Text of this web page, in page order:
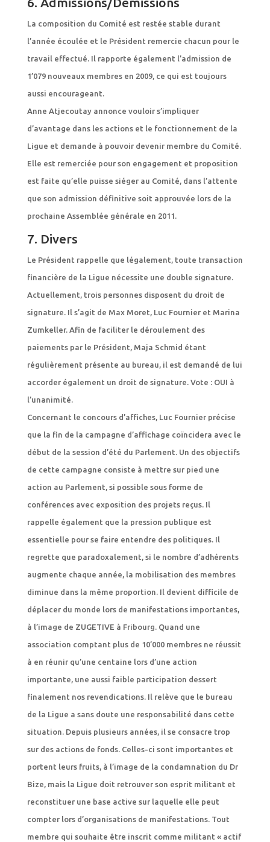
La composition du Comité est restée stable durant
l’année écoulée et le Président remercie chacun pour le
travail effectué. Il rapporte également l’admission de
1’079 nouveaux membres en 2009, ce qui est toujours
aussi encourageant.
Anne Atjecoutay annonce vouloir s’impliquer
d’avantage dans les actions et le fonctionnement de la
Ligue et demande à pouvoir devenir membre du Comité.
Elle est remerciée pour son engagement et proposition
est faite qu’elle puisse siéger au Comité, dans l’attente
que son admission définitive soit approuvée lors de la
prochaine Assemblée générale en 2011.
7. Divers
Le Président rappelle que légalement, toute transaction
financière de la Ligue nécessite une double signature.
Actuellement, trois personnes disposent du droit de
signature. Il s’agit de Max Moret, Luc Fournier et Marina
Zumkeller. Afin de faciliter le déroulement des
paiements par le Président, Maja Schmid étant
régulièrement présente au bureau, il est demandé de lui
accorder également un droit de signature. Vote : OUI à
l’unanimité.
Concernant le concours d’affiches, Luc Fournier précise
que la fin de la campagne d’affichage coïncidera avec le
début de la session d’été du Parlement. Un des objectifs
de cette campagne consiste à mettre sur pied une
action au Parlement, si possible sous forme de
conférences avec exposition des projets reçus. Il
rappelle également que la pression publique est
essentielle pour se faire entendre des politiques. Il
regrette que paradoxalement, si le nombre d’adhérents
augmente chaque année, la mobilisation des membres
diminue dans la même proportion. Il devient difficile de
déplacer du monde lors de manifestations importantes,
à l’image de ZUGETIVE à Fribourg. Quand une
association comptant plus de 10’000 membres ne réussit
à en réunir qu’une centaine lors d’une action
importante, une aussi faible participation dessert
finalement nos revendications. Il relève que le bureau
de la Ligue a sans doute une responsabilité dans cette
situation. Depuis plusieurs années, il se consacre trop
sur des actions de fonds. Celles-ci sont importantes et
portent leurs fruits, à l’image de la condamnation du Dr
Bize, mais la Ligue doit retrouver son esprit militant et
reconstituer une base active sur laquelle elle peut
compter lors d’organisations de manifestations. Tout
membre qui souhaite être inscrit comme militant « actif